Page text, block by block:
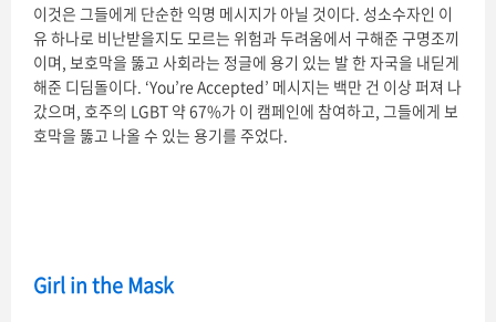
이것은 그들에게 단순한 익명 메시지가 아닐 것이다. 성소수자인 이
유 하나로 비난받을지도 모르는 위험과 두려움에서 구해준 구명조끼
이며, 보호막을 뚫고 사회라는 정글에 용기 있는 발 한 자국을 내딛게
해준 디딤돌이다. ‘You’re Accepted’ 메시지는 백만 건 이상 퍼져 나
갔으며, 호주의 LGBT 약 67%가 이 캠페인에 참여하고, 그들에게 보
호막을 뚫고 나올 수 있는 용기를 주었다.
Girl in the Mask